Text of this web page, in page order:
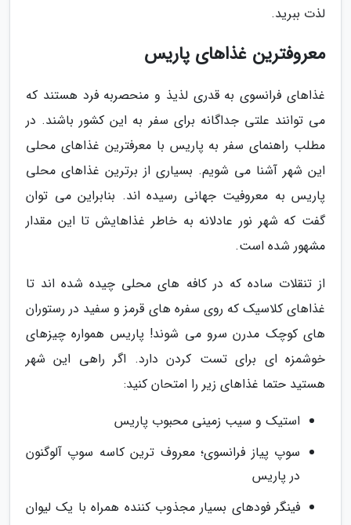
لذت ببرید.
معروفترین غذاهای پاریس
غذاهای فرانسوی به قدری لذیذ و منحصربه فرد هستند که
می توانند علتی جداگانه برای سفر به این کشور باشند. در
مطلب راهنمای سفر به پاریس با معرفترین غذاهای محلی
این شهر آشنا می شویم. بسیاری از برترین غذاهای محلی
پاریس به معروفیت جهانی رسیده اند. بنابراین می توان
گفت که شهر نور عادلانه به خاطر غذاهایش تا این مقدار
مشهور شده است.
از تنقلات ساده که در کافه های محلی چیده شده اند تا
غذاهای کلاسیک که روی سفره های قرمز و سفید در رستوران
های کوچک مدرن سرو می شوند! پاریس همواره چیزهای
خوشمزه ای برای تست کردن دارد. اگر راهی این شهر
هستید حتما غذاهای زیر را امتحان کنید:
استیک و سیب زمینی محبوب پاریس
سوپ پیاز فرانسوی؛ معروف ترین کاسه سوپ آلوگنون
در پاریس
فینگر فودهای بسیار مجذوب کننده همراه با یک لیوان